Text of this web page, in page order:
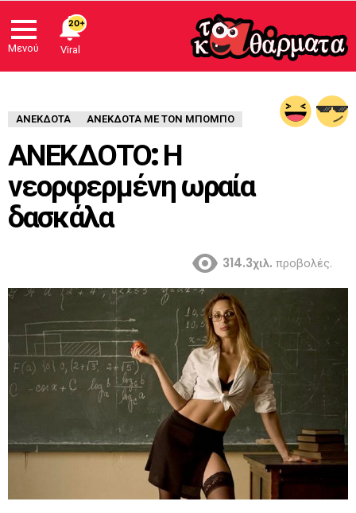
Μενού
ΑΝΈΚΔΟΤΑ ΑΝΕΚΔΟΤΑ ΜΕ ΤΟΝ ΜΠΟΜΠΟ
ΑΝΕΚΔΟΤΟ: Η
νεορφερμένη ωραία
δασκάλα
314.3χιλ. προβολές.
20+
Viral